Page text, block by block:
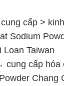
cấp >
Sodium
Taiwan
cung cấp hóa
Chang